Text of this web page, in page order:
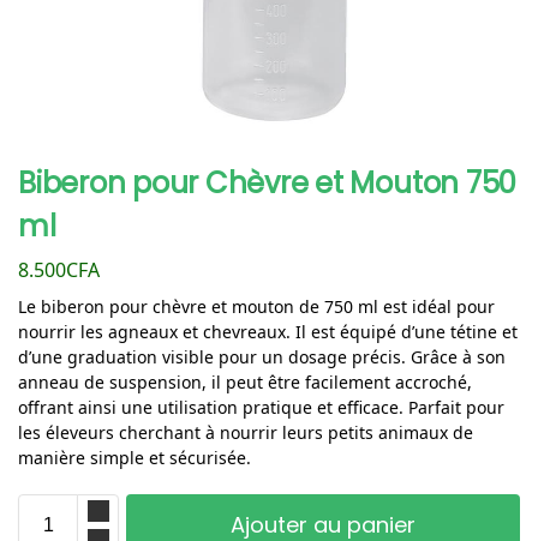
Biberon pour Chèvre et Mouton 750
ml
8.500CFA
Le biberon pour chèvre et mouton de 750 ml est idéal pour
nourrir les agneaux et chevreaux. Il est équipé d’une tétine et
d’une graduation visible pour un dosage précis. Grâce à son
anneau de suspension, il peut être facilement accroché,
offrant ainsi une utilisation pratique et efficace. Parfait pour
les éleveurs cherchant à nourrir leurs petits animaux de
manière simple et sécurisée.
Ajouter au panier